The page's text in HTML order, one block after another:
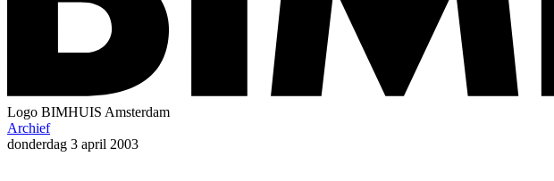
Logo BIMHUIS Amsterdam
Archief
donderdag 3 april 2003